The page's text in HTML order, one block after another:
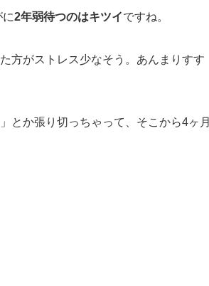
2年弱待つのはキツイですね。
方がストレス少なそう。あんまりすす
とか張り切っちゃって、そこから4ヶ月